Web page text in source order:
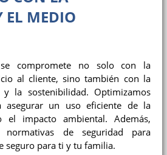
EL MEDIO
se compromete no solo con la
al cliente, sino también con la
y la sostenibilidad. Optimizamos
asegurar un uso eficiente de la
el impacto ambiental. Además,
normativas de seguridad para
seguro para ti y tu familia.